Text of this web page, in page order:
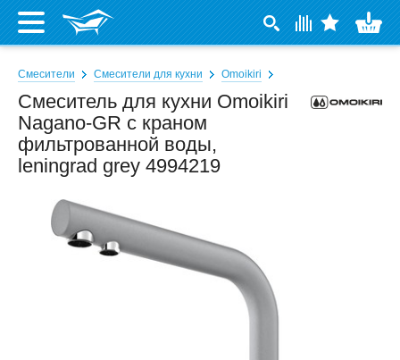
Смесители Смесители для кухни Omoikiri
Смеситель для кухни Omoikiri
Nagano-GR с краном
фильтрованной воды,
leningrad grey 4994219